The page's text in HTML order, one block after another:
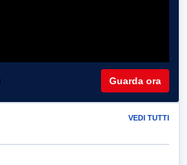
Guarda ora
VEDI TUTTI